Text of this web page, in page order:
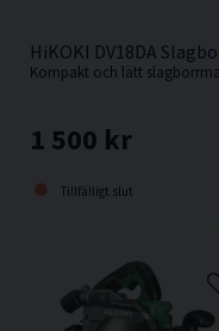
HiKOKI DV18DA
1 500 kr
Tillfälligt slut